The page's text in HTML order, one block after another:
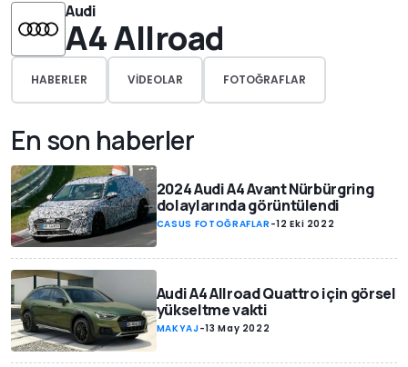
Audi
A4 Allroad
HABERLER VIDEOLAR FOTOĞRAFLAR
En son haberler
2024 Audi A4 Avant Nürbürgring
dolaylarında görüntülendi
CASUS FOTOĞRAFLAR -12 Eki 2022
Audi A4 Allroad Quattro için görsel
yükseltme vakti
MAKYAJ-13 May 2022